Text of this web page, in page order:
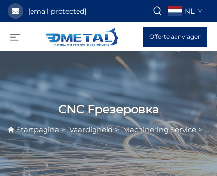
[email protected] NL
Offerte aanvragen
CNC Fрезеровка
Startpagina>Vaardigheid>Machinering Service>